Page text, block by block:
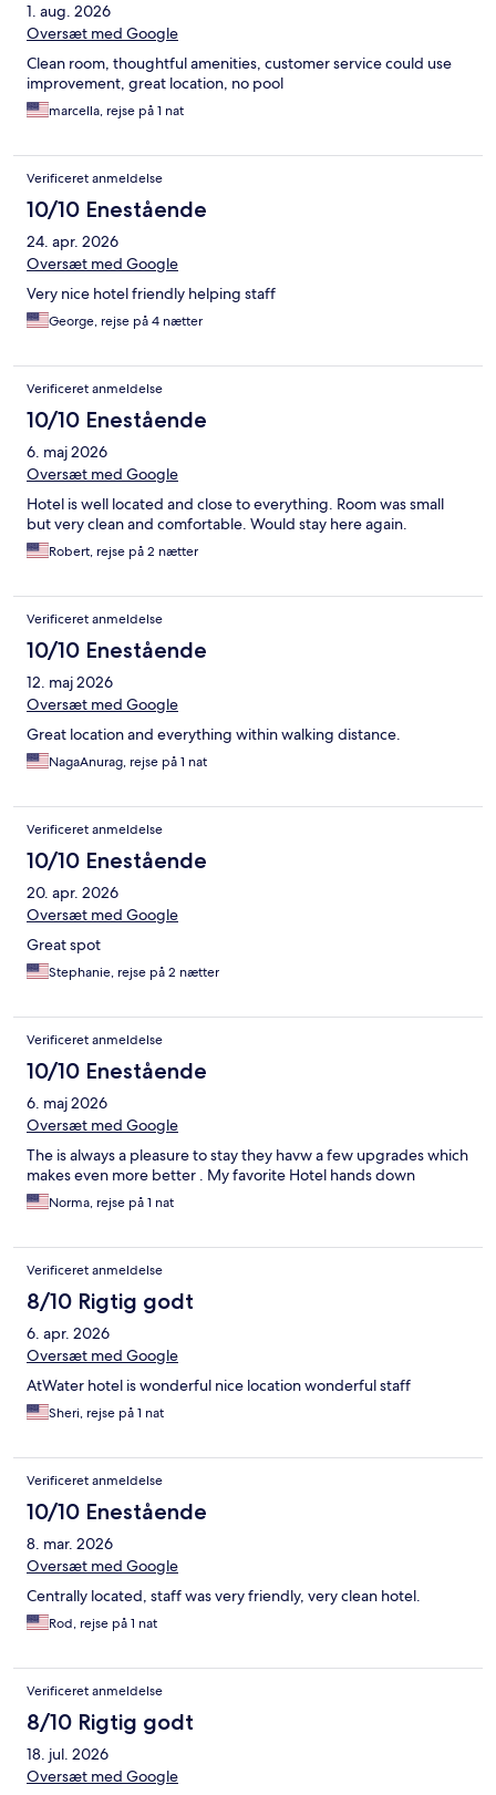
1. aug. 2026
Oversæt med Google
Clean room, thoughtful amenities, customer service could use
improvement, great location, no pool
marcella, rejse på 1 nat
Verificeret anmeldelse
10/10 Enestående
24. apr. 2026
Oversæt med Google
Very nice hotel friendly helping staff
George, rejse på 4 nætter
Verificeret anmeldelse
10/10 Enestående
6. maj 2026
Oversæt med Google
Hotel is well located and close to everything. Room was small
but very clean and comfortable. Would stay here again.
Robert, rejse på 2 nætter
Verificeret anmeldelse
10/10 Enestående
12. maj 2026
Oversæt med Google
Great location and everything within walking distance.
NagaAnurag, rejse på 1 nat
Verificeret anmeldelse
10/10 Enestående
20. apr. 2026
Oversæt med Google
Great spot
Stephanie, rejse på 2 nætter
Verificeret anmeldelse
10/10 Enestående
6. maj 2026
Oversæt med Google
The is always a pleasure to stay they havw a few upgrades which
makes even more better . My favorite Hotel hands down
Norma, rejse på 1 nat
Verificeret anmeldelse
8/10 Rigtig godt
6. apr. 2026
Oversæt med Google
AtWater hotel is wonderful nice location wonderful staff
Sheri, rejse på 1 nat
Verificeret anmeldelse
10/10 Enestående
8. mar. 2026
Oversæt med Google
Centrally located, staff was very friendly, very clean hotel.
Rod, rejse på 1 nat
Verificeret anmeldelse
8/10 Rigtig godt
18. jul. 2026
Oversæt med Google